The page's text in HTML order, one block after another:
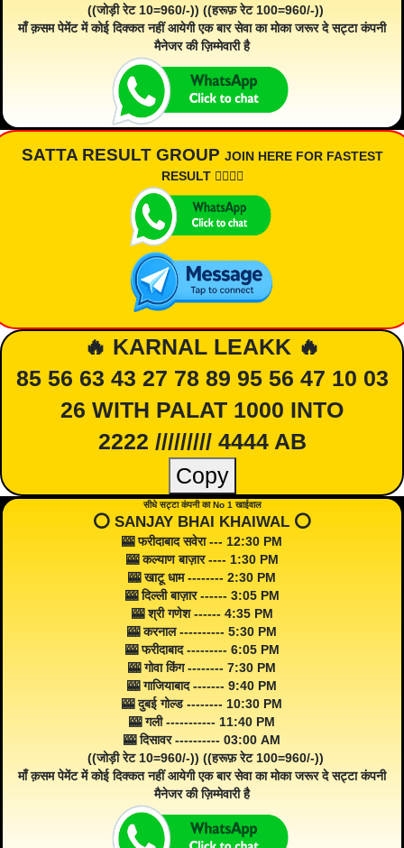
((जोड़ी रेट 10=960/-)) ((हरूफ़ रेट 100=960/-))
माँ क़सम पेमेंट में कोई दिक्कत नहीं आयेगी एक बार सेवा का मोका जरूर दे सट्टा कंपनी
मैनेजर की ज़िम्मेवारी है
SATTA RESULT GROUP JOIN HERE FOR FASTEST
RESULT 👇🏾👇🏾
🔥 KARNAL LEAKK 🔥
85 56 63 43 27 78 89 95 56 47 10 03
26 WITH PALAT 1000 INTO
2222 ///////// 4444 AB
Copy
सीधे सट्टा कंपनी का No 1 खाईवाल
⭕️ SANJAY BHAI KHAIWAL ⭕️
🎰 फरीदाबाद सवेरा --- 12:30 PM
🎰 कल्याण बाज़ार ---- 1:30 PM
🎰 खाटू धाम -------- 2:30 PM
🎰 दिल्ली बाज़ार ------ 3:05 PM
🎰 श्री गणेश ------ 4:35 PM
🎰 करनाल ---------- 5:30 PM
🎰 फरीदाबाद --------- 6:05 PM
🎰 गोवा किंग -------- 7:30 PM
🎰 गाजियाबाद ------- 9:40 PM
🎰 दुबई गोल्ड -------- 10:30 PM
🎰 गली ----------- 11:40 PM
🎰 दिसावर ---------- 03:00 AM
((जोड़ी रेट 10=960/-)) ((हरूफ़ रेट 100=960/-))
माँ क़सम पेमेंट में कोई दिक्कत नहीं आयेगी एक बार सेवा का मोका जरूर दे सट्टा कंपनी
मैनेजर की ज़िम्मेवारी है